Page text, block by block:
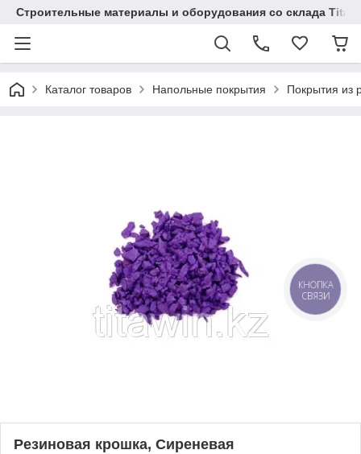
Строительные материалы и оборудования со склада
Каталог товаров Напольные покрытия Покрытия из
Резиновая крошка, Сиреневая
КНОПКА
СВЯЗИ